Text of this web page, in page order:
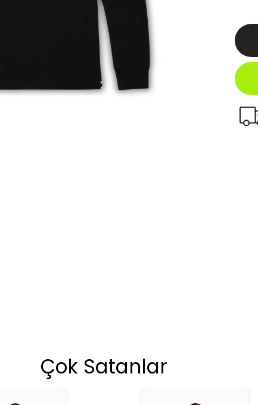
Çok Satanlar